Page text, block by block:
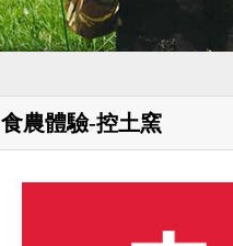
食農體驗-控土窯